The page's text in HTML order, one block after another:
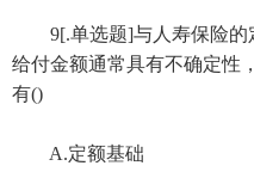
9[.单选题]与人寿保险的
给付金额通常具有不确定性
有()
A.定额基础